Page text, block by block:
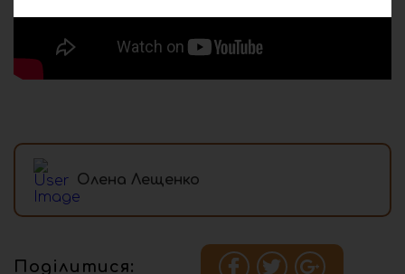
Олена Лещенко
Поділитися: